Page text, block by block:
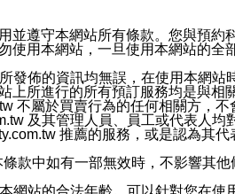
址與您取得聯絡並傳送或宣傳本
給您。即使未加入本公司/本服務
且重要的訊息為限，以廣告或其
務所傳來的電話號碼比對相符。
意接收通知型訊息。
號。
並遵守本網站所有條款。您與預
使用本網站，一旦使用本網站的全
發佈的資訊均無誤，在使用本網
上所進行的所有預訂服務均是與
不屬於買賣行為的任何相關方，
及其管理人員、員工或代表人
推薦的服務，或是認為其
款中如有一部無效時，不影響其
網站的合法年齡。可以針對您在